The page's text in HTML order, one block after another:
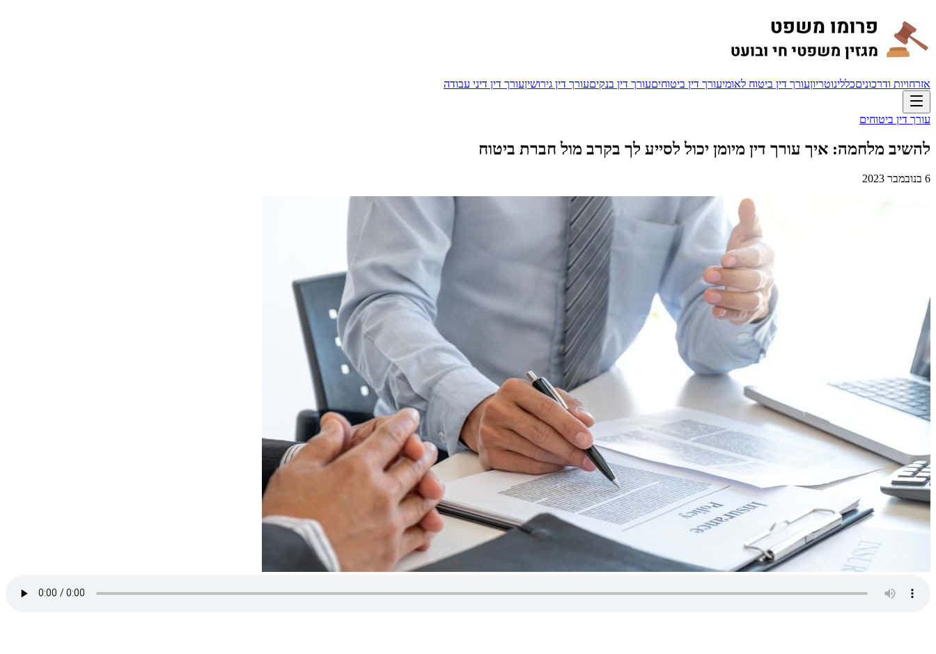
אזרחויות ודרכוניםכללינוטריוןעורך דין ביטוח לאומיעורך דין ביטוחיםעורך דין בנקיםעורך דין גירושיןעורך דין דיני עבודה
עורך דין ביטוחים
להשיב מלחמה: איך עורך דין מיומן יכול לסייע לך בקרב מול חברת ביטוח
6 בנובמבר 2023